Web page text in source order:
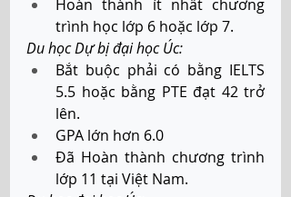
Hoàn thành ít nhất chương
trình học lớp 6 hoặc lớp 7.
Du học Dự bị đại học Úc:
Bắt buộc phải có bằng IELTS
5.5 hoặc bằng PTE đạt 42 trở
lên.
GPA lớn hơn 6.0
Đã Hoàn thành chương trình
lớp 11 tại Việt Nam.